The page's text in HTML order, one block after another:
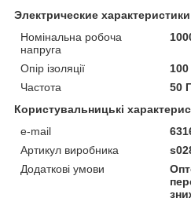
Электрические характеристики
Номінальна робоча
напруга
Опір ізоляції
Частота
50
Користувальницькі
e-mail
Артикул виробника
Додаткові умови